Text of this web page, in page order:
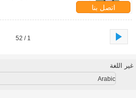
اتصل بنا
1 / 52
غير اللغة
Arabic